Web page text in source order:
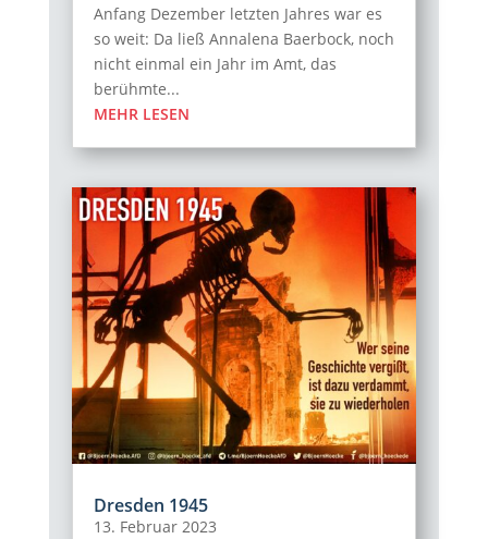
Anfang Dezember letzten Jahres war es
so weit: Da ließ Annalena Baerbock, noch
nicht einmal ein Jahr im Amt, das
berühmte...
MEHR LESEN
Dresden 1945
13. Februar 2023